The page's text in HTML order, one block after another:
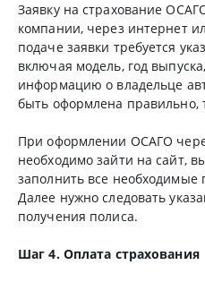
Заявку на страхование
компании, через интернет
подаче заявки требуется
включая модель, год
информацию о владельце
быть оформлена правильно,
При оформлении ОСАГО
необходимо зайти на сайт,
заполнить все необходимые
Далее нужно следовать
получения полиса.
Шаг 4. Оплата страхования